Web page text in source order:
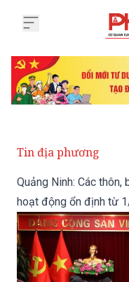
Tin địa phương
Quảng Ninh: Các
hoạt động ổn định từ